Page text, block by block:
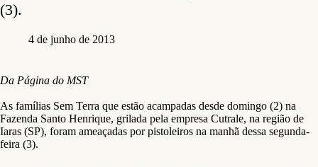
(3).
4 de junho de 2013
Da Página do MST
As famílias Sem Terra que estão acampadas desde domingo (2) na
Fazenda Santo Henrique, grilada pela empresa Cutrale, na região de
Iaras (SP), foram ameaçadas por pistoleiros na manhã dessa segunda-
feira (3).